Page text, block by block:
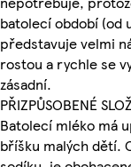
batolecí období (od
představuje velmi
rostou a rychle se
zásadní.
PŘIZPŮSOBENÉ
Batolecí mléko má
bříšku malých dětí.